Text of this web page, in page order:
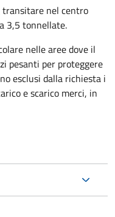
transitare nel centro
3,5 tonnellate.
nelle aree dove il
pesanti per proteggere
esclusi dalla richiesta i
e scarico merci, in